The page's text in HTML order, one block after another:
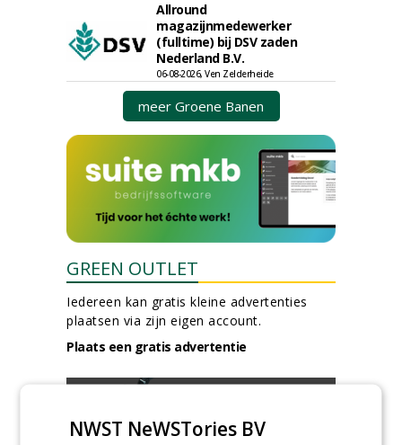
Allround
magazijnmedewerker
(fulltime) bij DSV zaden
Nederland B.V.
06-08-2026, Ven Zelderheide
meer Groene Banen
GREEN OUTLET
Iedereen kan gratis kleine advertenties
plaatsen via zijn eigen account.
Plaats een gratis advertentie
NWST NeWSTories BV